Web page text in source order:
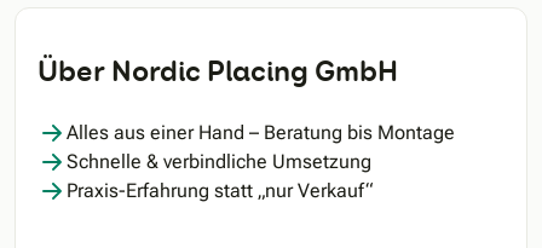
Über Nordic Placing GmbH
Alles aus einer Hand – Beratung bis Montage
Schnelle & verbindliche Umsetzung
Praxis-Erfahrung statt „nur Verkauf“